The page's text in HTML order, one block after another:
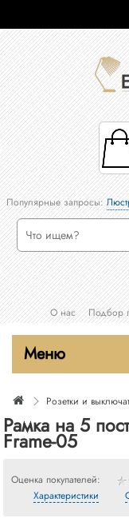
Популярные запросы:
О нас
Подбор
Меню
Розетки и
Рамка на 5
Frame-05
Оценка покупателей:
Характеристики